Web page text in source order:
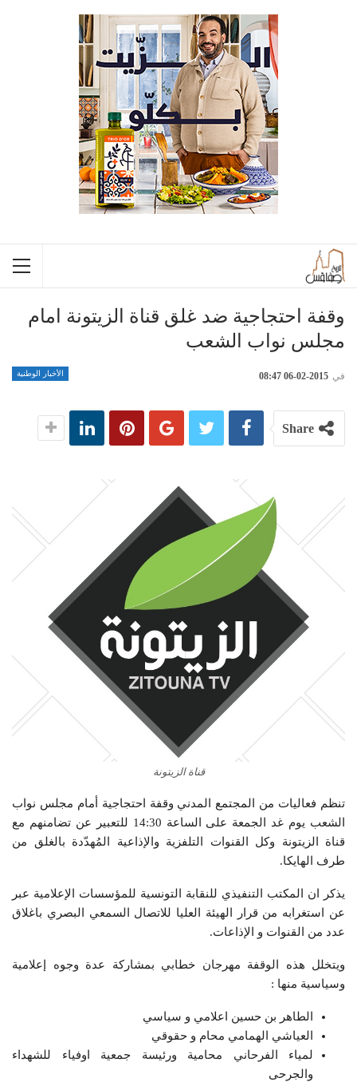
وقفة احتجاجية ضد غلق قناة الزيتونة امام
مجلس نواب الشعب
الأخبار الوطنية في 2015-02-06 08:47
Share
قناة الزيتونة
تنظم فعاليات من المجتمع المدني وقفة احتجاجية أمام مجلس نواب
الشعب يوم غد الجمعة على الساعة 14:30 للتعبير عن تضامنهم مع
قناة الزيتونة وكل القنوات التلفزية والإذاعية المُهدّدة بالغلق من
طرف الهايكا.
يذكر ان المكتب التنفيذي للنقابة التونسية للمؤسسات الإعلامية عبر
عن استغرابه من قرار الهيئة العليا للاتصال السمعي البصري باغلاق
عدد من القنوات و الإذاعات.
ويتخلل هذه الوقفة مهرجان خطابي بمشاركة عدة وجوه إعلامية
وسياسية منها :
الطاهر بن حسين اعلامي و سياسي
العياشي الهمامي محام و حقوقي
لمياء الفرحاني محامية ورئيسة جمعية اوفياء للشهداء
والجرحى